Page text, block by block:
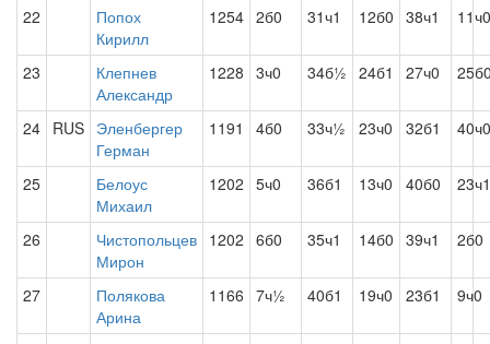
22
Попох
Кирилл
1254 2б0 31ч1 12б0 38ч1 11ч0
23
Клепнев
Александр
1228 3ч0 34б½ 24б1 27ч0
24 RUS Эленбергер
Герман
1191 4б0 33ч½ 23ч0 32б1 40ч0
25
Белоус
Михаил
1202 5ч0 36б1 13ч0 40б0 23ч1
26
Чистопольцев
Мирон
1202 6б0 35ч1 14б0 39ч1 2б0
27
Полякова
Арина
1166 7ч½ 40б1 19ч0 23б1 9ч0